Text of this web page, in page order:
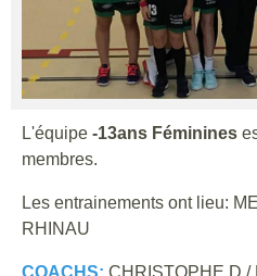
L'équipe -13ans Féminines
membres.
Les entrainements ont lieu:
RHINAU
COACHS: CHRISTOPHE D./